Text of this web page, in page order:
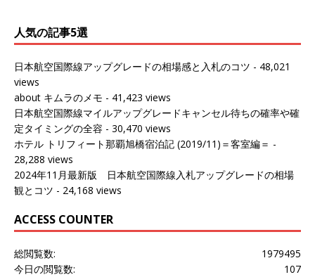
人気の記事5選
日本航空国際線アップグレードの相場感と入札のコツ - 48,021
views
about キムラのメモ - 41,423 views
日本航空国際線マイルアップグレードキャンセル待ちの確率や確
定タイミングの全容 - 30,470 views
ホテル トリフィート那覇旭橋宿泊記 (2019/11)＝客室編＝ -
28,288 views
2024年11月最新版 日本航空国際線入札アップグレードの相場
観とコツ - 24,168 views
ACCESS COUNTER
1979495
総閲覧数:
107
今日の閲覧数: